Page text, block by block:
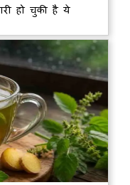
हो चुकी है ये